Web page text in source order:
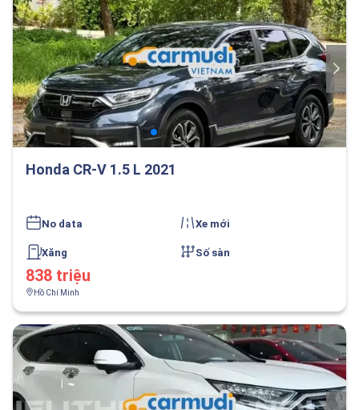
Honda CR-V 1.5 L 2021
No data Xe mới
Xăng Số sàn
838 triệu
Hồ Chí Minh